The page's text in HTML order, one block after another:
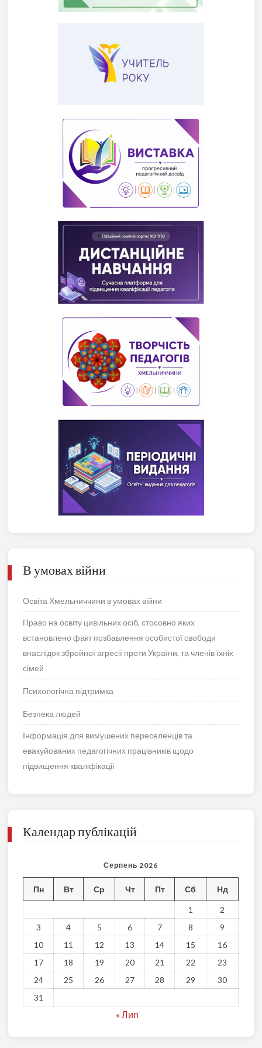
В умовах війни
Освіта Хмельниччини в умовах війни
Право на освіту цивільних осіб, стосовно яких
встановлено факт позбавлення особистої свободи
внаслідок збройної агресії проти України, та членів їхніх
сімей
Психологічна підтримка
Безпека людей
Інформація для вимушених переселенців та
евакуйованих педагогічних працівників щодо
підвищення кваліфікації
Календар публікацій
Серпень 2026
Пн Вт Ср Чт Пт Сб Нд
1
2
3
4 5 6 7 8
9
10
11 12 13 14 15
16
17
18 19 20 21 22
23
24
25 26 27 28 29
30
31
« Лип